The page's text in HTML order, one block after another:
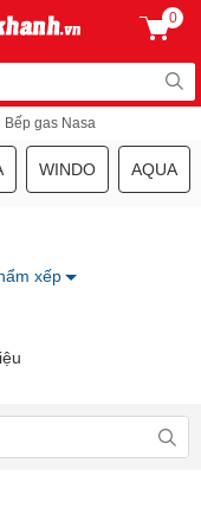
0
Bếp gas Nasa
WINDO AQUA
xếp